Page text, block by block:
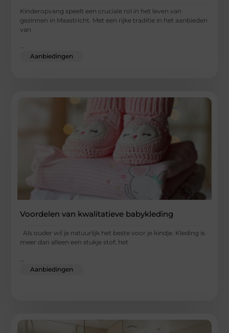
Kinderopvang speelt een cruciale rol in het leven van
gezinnen in Maastricht. Met een rijke traditie in het aanbieden
van
...
Aanbiedingen
Voordelen van kwalitatieve babykleding
Als ouder wil je natuurlijk het beste voor je kindje. Kleding is
meer dan alleen een stukje stof; het
Aanbiedingen